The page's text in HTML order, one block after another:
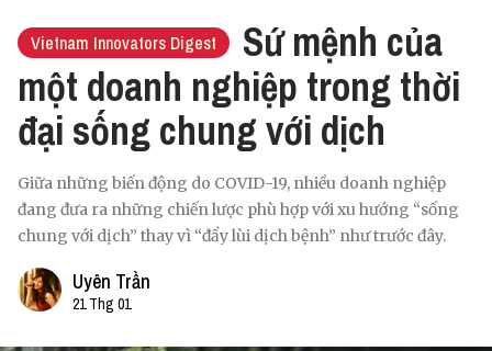
Vietnam Innovators Digest
Sứ mệnh của
một doanh nghiệp trong thời
đại sống chung với dịch
Giữa những biến động do COVID-19, nhiều doanh nghiệp
đang đưa ra những chiến lược phù hợp với xu hướng “sống
chung với dịch” thay vì “đẩy lùi dịch bệnh” như trước đây.
Uyên Trần
21 Thg 01